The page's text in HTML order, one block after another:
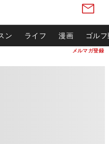
メルマガ登録
ン ライフ 漫画 ゴル